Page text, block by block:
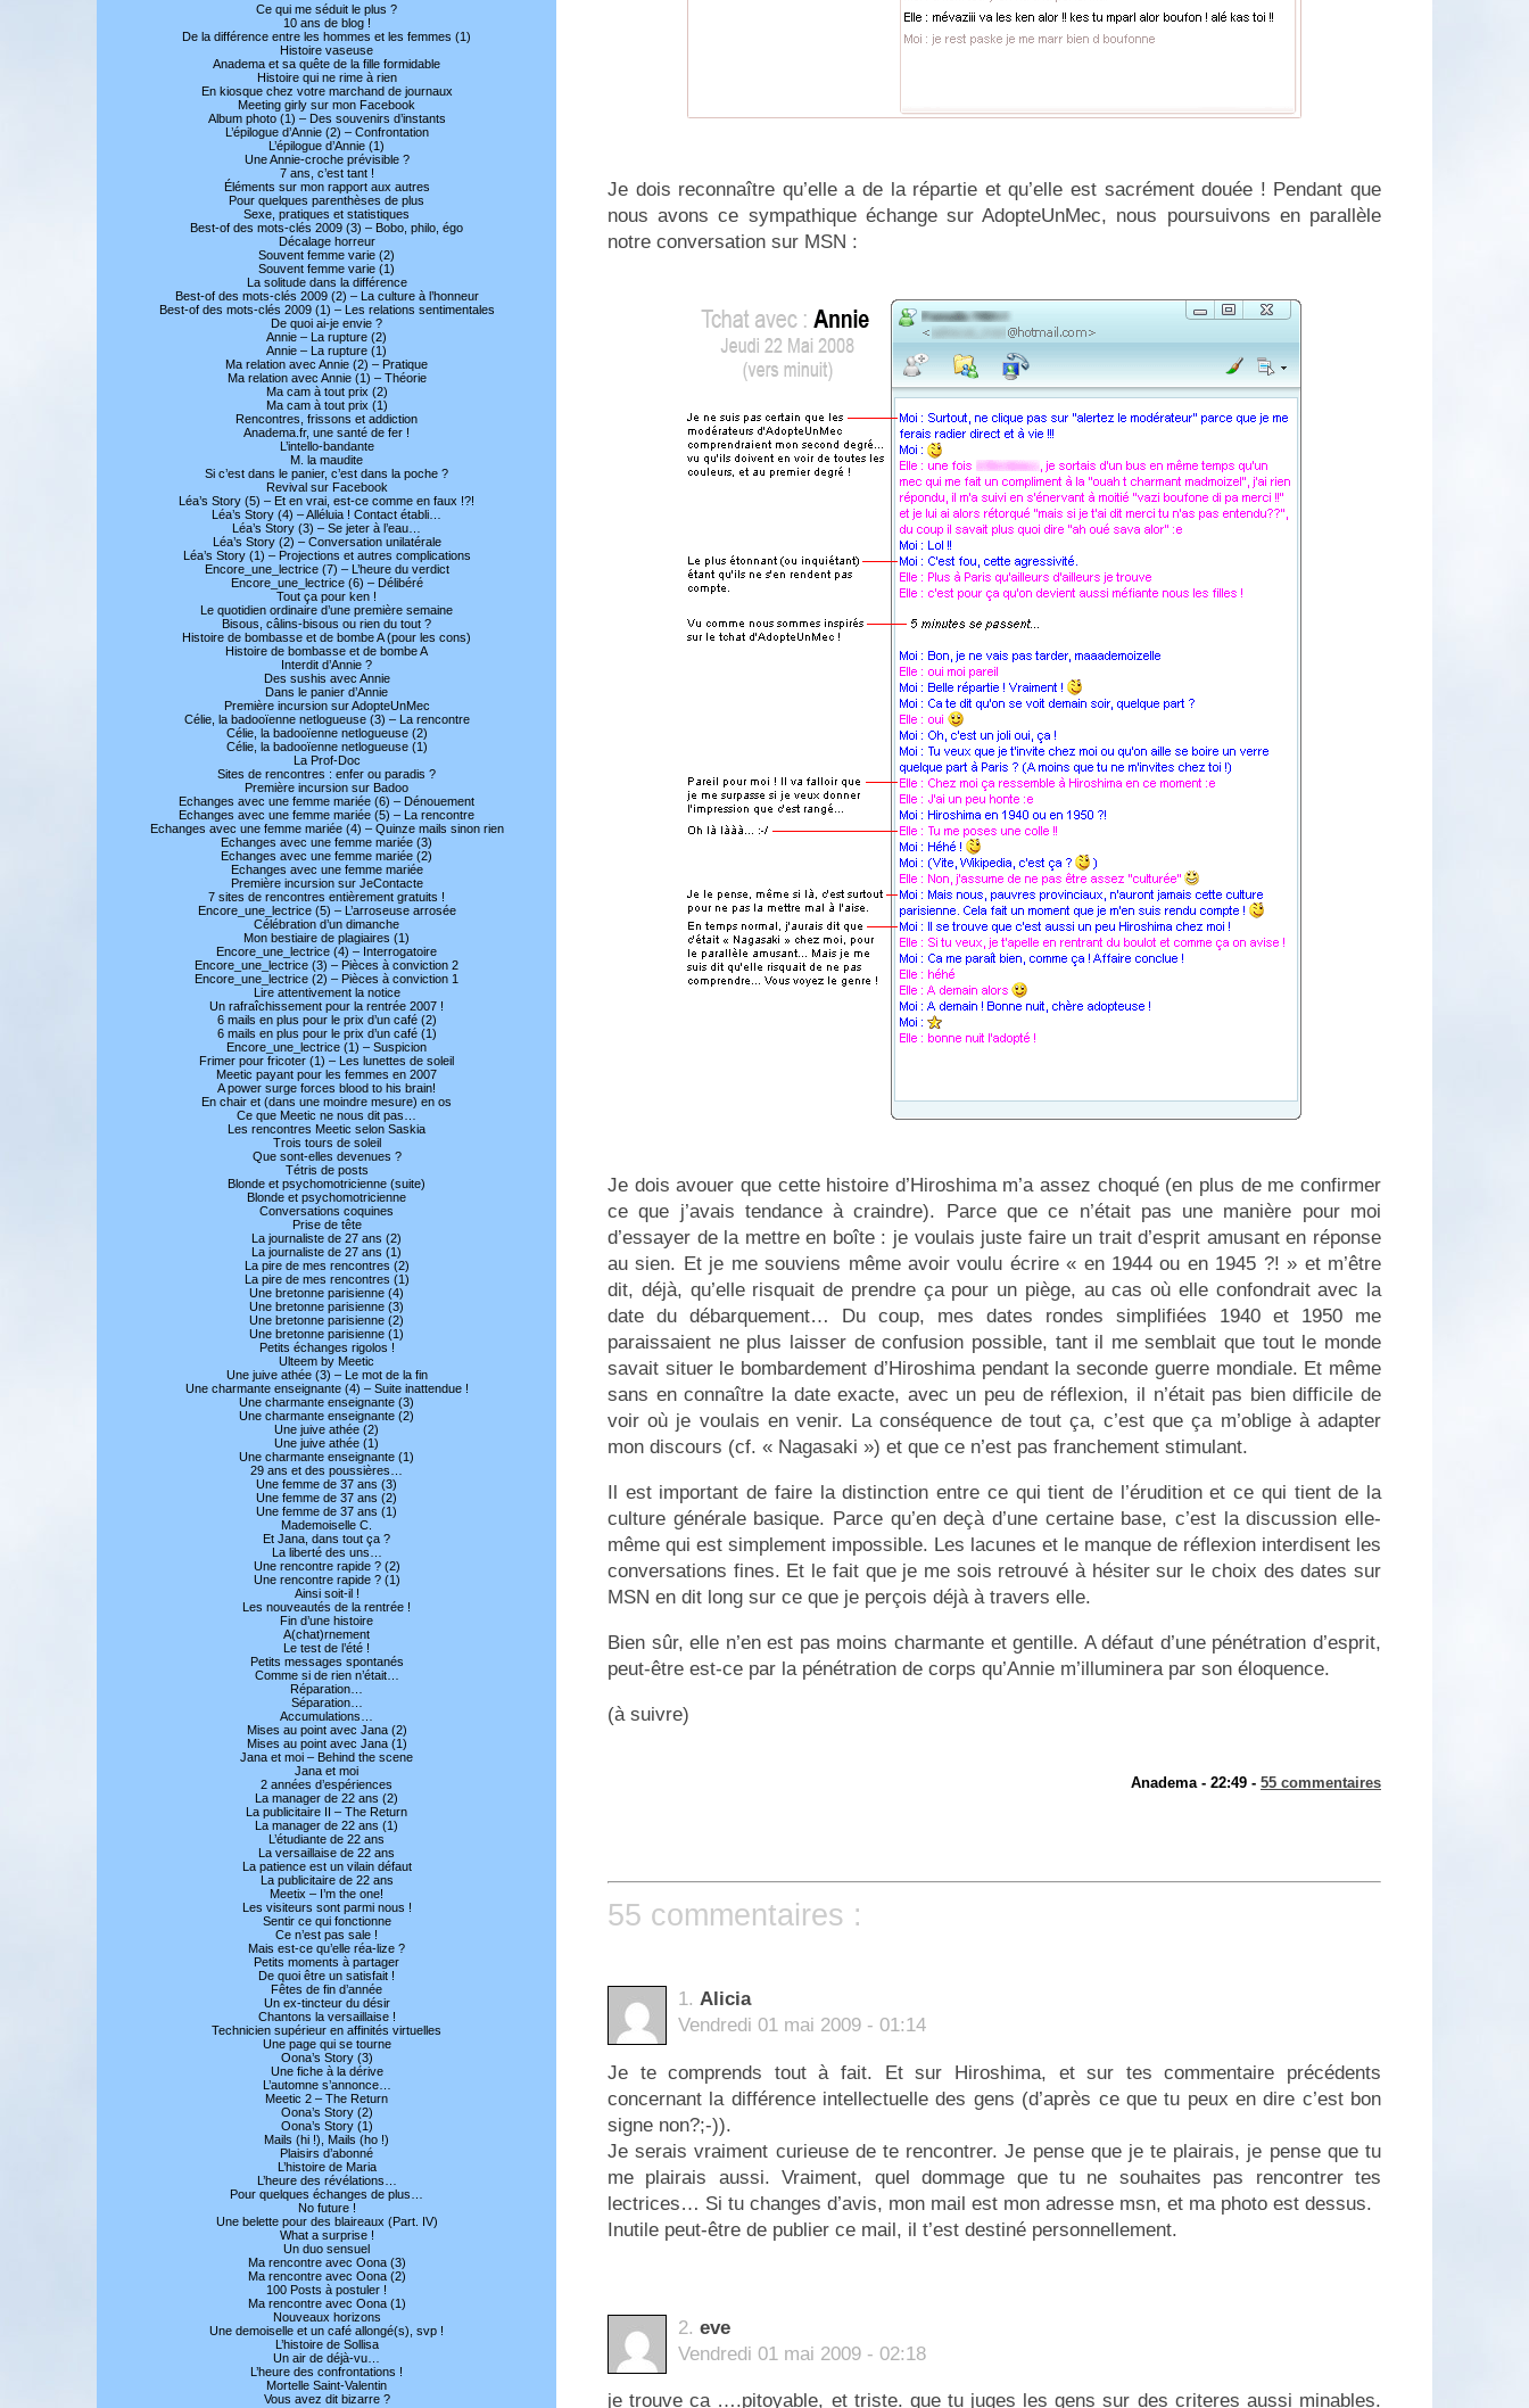
Ce qui me séduit le plus ?
10 ans de blog !
De la différence entre les hommes et les femmes (1)
Histoire vaseuse
Anadema et sa quête de la fille formidable
Histoire qui ne rime à rien
En kiosque chez votre marchand de journaux
Meeting girly sur mon Facebook
Album photo (1) – Des souvenirs d’instants
L’épilogue d’Annie (2) – Confrontation
L’épilogue d’Annie (1)
Une Annie-croche prévisible ?
7 ans, c’est tant !
Éléments sur mon rapport aux autres
Pour quelques parenthèses de plus
Sexe, pratiques et statistiques
Best-of des mots-clés 2009 (3) – Bobo, philo, égo
Décalage horreur
Souvent femme varie (2)
Souvent femme varie (1)
La solitude dans la différence
Best-of des mots-clés 2009 (2) – La culture à l’honneur
Best-of des mots-clés 2009 (1) – Les relations sentimentales
De quoi ai-je envie ?
Annie – La rupture (2)
Annie – La rupture (1)
Ma relation avec Annie (2) – Pratique
Ma relation avec Annie (1) – Théorie
Ma cam à tout prix (2)
Ma cam à tout prix (1)
Rencontres, frissons et addiction
Anadema.fr, une santé de fer !
L’intello-bandante
M. la maudite
Si c’est dans le panier, c’est dans la poche ?
Revival sur Facebook
Léa’s Story (5) – Et en vrai, est-ce comme en faux !?!
Léa’s Story (4) – Alléluia ! Contact établi…
Léa’s Story (3) – Se jeter à l’eau…
Léa’s Story (2) – Conversation unilatérale
Léa’s Story (1) – Projections et autres complications
Encore_une_lectrice (7) – L’heure du verdict
Encore_une_lectrice (6) – Délibéré
Tout ça pour ken !
Le quotidien ordinaire d’une première semaine
Bisous, câlins-bisous ou rien du tout ?
Histoire de bombasse et de bombe A (pour les cons)
Histoire de bombasse et de bombe A
Interdit d’Annie ?
Des sushis avec Annie
Dans le panier d’Annie
Première incursion sur AdopteUnMec
Célie, la badooïenne netlogueuse (3) – La rencontre
Célie, la badooïenne netlogueuse (2)
Célie, la badooïenne netlogueuse (1)
La Prof-Doc
Sites de rencontres : enfer ou paradis ?
Première incursion sur Badoo
Echanges avec une femme mariée (6) – Dénouement
Echanges avec une femme mariée (5) – La rencontre
Echanges avec une femme mariée (4) – Quinze mails sinon rien
Echanges avec une femme mariée (3)
Echanges avec une femme mariée (2)
Echanges avec une femme mariée
Première incursion sur JeContacte
7 sites de rencontres entièrement gratuits !
Encore_une_lectrice (5) – L’arroseuse arrosée
Célébration d’un dimanche
Mon bestiaire de plagiaires (1)
Encore_une_lectrice (4) – Interrogatoire
Encore_une_lectrice (3) – Pièces à conviction 2
Encore_une_lectrice (2) – Pièces à conviction 1
Lire attentivement la notice
Un rafraîchissement pour la rentrée 2007 !
6 mails en plus pour le prix d’un café (2)
6 mails en plus pour le prix d’un café (1)
Encore_une_lectrice (1) – Suspicion
Frimer pour fricoter (1) – Les lunettes de soleil
Meetic payant pour les femmes en 2007
A power surge forces blood to his brain!
En chair et (dans une moindre mesure) en os
Ce que Meetic ne nous dit pas…
Les rencontres Meetic selon Saskia
Trois tours de soleil
Que sont-elles devenues ?
Tétris de posts
Blonde et psychomotricienne (suite)
Blonde et psychomotricienne
Conversations coquines
Prise de tête
La journaliste de 27 ans (2)
La journaliste de 27 ans (1)
La pire de mes rencontres (2)
La pire de mes rencontres (1)
Une bretonne parisienne (4)
Une bretonne parisienne (3)
Une bretonne parisienne (2)
Une bretonne parisienne (1)
Petits échanges rigolos !
Ulteem by Meetic
Une juive athée (3) – Le mot de la fin
Une charmante enseignante (4) – Suite inattendue !
Une charmante enseignante (3)
Une charmante enseignante (2)
Une juive athée (2)
Une juive athée (1)
Une charmante enseignante (1)
29 ans et des poussières…
Une femme de 37 ans (3)
Une femme de 37 ans (2)
Une femme de 37 ans (1)
Mademoiselle C.
Et Jana, dans tout ça ?
La liberté des uns…
Une rencontre rapide ? (2)
Une rencontre rapide ? (1)
Ainsi soit-il !
Les nouveautés de la rentrée !
Fin d’une histoire
A(chat)rnement
Le test de l’été !
Petits messages spontanés
Comme si de rien n’était…
Réparation…
Séparation…
Accumulations…
Mises au point avec Jana (2)
Mises au point avec Jana (1)
Jana et moi – Behind the scene
Jana et moi
2 années d’espériences
La manager de 22 ans (2)
La publicitaire II – The Return
La manager de 22 ans (1)
L’étudiante de 22 ans
La versaillaise de 22 ans
La patience est un vilain défaut
La publicitaire de 22 ans
Meetix – I’m the one!
Les visiteurs sont parmi nous !
Sentir ce qui fonctionne
Ce n’est pas sale !
Mais est-ce qu’elle réa-lize ?
Petits moments à partager
De quoi être un satisfait !
Fêtes de fin d’année
Un ex-tincteur du désir
Chantons la versaillaise !
Technicien supérieur en affinités virtuelles
Une page qui se tourne
Oona’s Story (3)
Une fiche à la dérive
L’automne s’annonce…
Meetic 2 – The Return
Oona’s Story (2)
Oona’s Story (1)
Mails (hi !), Mails (ho !)
Plaisirs d’abonné
L’histoire de Maria
L’heure des révélations…
Pour quelques échanges de plus…
No future !
Une belette pour des blaireaux (Part. IV)
What a surprise !
Un duo sensuel
Ma rencontre avec Oona (3)
Ma rencontre avec Oona (2)
100 Posts à postuler !
Ma rencontre avec Oona (1)
Nouveaux horizons
Une demoiselle et un café allongé(s), svp !
L’histoire de Sollisa
Un air de déjà-vu…
L’heure des confrontations !
Mortelle Saint-Valentin
Vous avez dit bizarre ?
Je dois reconnaître qu’elle a de la répartie et qu’elle est sacrément douée ! Pendant que
nous avons ce sympathique échange sur AdopteUnMec, nous poursuivons en parallèle
notre conversation sur MSN :
Je dois avouer que cette histoire d’Hiroshima m’a assez choqué (en plus de me confirmer
ce que j’avais tendance à craindre). Parce que ce n’était pas une manière pour moi
d’essayer de la mettre en boîte : je voulais juste faire un trait d’esprit amusant en réponse
au sien. Et je me souviens même avoir voulu écrire « en 1944 ou en 1945 ?! » et m’être
dit, déjà, qu’elle risquait de prendre ça pour un piège, au cas où elle confondrait avec la
date du débarquement… Du coup, mes dates rondes simplifiées 1940 et 1950 me
paraissaient ne plus laisser de confusion possible, tant il me semblait que tout le monde
savait situer le bombardement d’Hiroshima pendant la seconde guerre mondiale. Et même
sans en connaître la date exacte, avec un peu de réflexion, il n’était pas bien difficile de
voir où je voulais en venir. La conséquence de tout ça, c’est que ça m’oblige à adapter
mon discours (cf. « Nagasaki ») et que ce n’est pas franchement stimulant.
Il est important de faire la distinction entre ce qui tient de l’érudition et ce qui tient de la
culture générale basique. Parce qu’en deçà d’une certaine base, c’est la discussion elle-
même qui est simplement impossible. Les lacunes et le manque de réflexion interdisent les
conversations fines. Et le fait que je me sois retrouvé à hésiter sur le choix des dates sur
MSN en dit long sur ce que je perçois déjà à travers elle.
Bien sûr, elle n’en est pas moins charmante et gentille. A défaut d’une pénétration d’esprit,
peut-être est-ce par la pénétration de corps qu’Annie m’illuminera par son éloquence.
(à suivre)
Anadema - 22:49 - 55 commentaires
55 commentaires :
1. Alicia
Vendredi 01 mai 2009 - 01:14
Je te comprends tout à fait. Et sur Hiroshima, et sur tes commentaire précédents
concernant la différence intellectuelle des gens (d’après ce que tu peux en dire c’est bon
signe non?;-)).
Je serais vraiment curieuse de te rencontrer. Je pense que je te plairais, je pense que tu
me plairais aussi. Vraiment, quel dommage que tu ne souhaites pas rencontrer tes
lectrices… Si tu changes d’avis, mon mail est mon adresse msn, et ma photo est dessus.
Inutile peut-être de publier ce mail, il t’est destiné personnellement.
2. eve
Vendredi 01 mai 2009 - 02:18
je trouve ca ….pitoyable, et triste. que tu juges les gens sur des criteres aussi minables.